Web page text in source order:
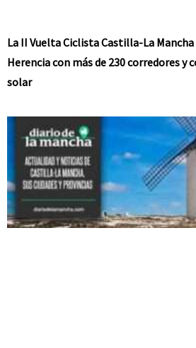
La II Vuelta Ciclista Castilla-La
Herencia con más de 230 corredores y
solar